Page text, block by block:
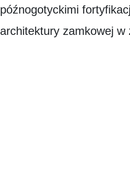
późnogotyckimi
architektury zamkowej w